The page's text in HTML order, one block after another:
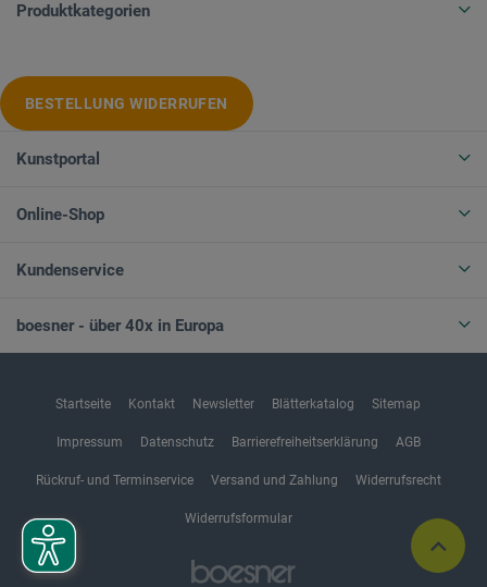
Produktkategorien
BESTELLUNG WIDERRUFEN
Kunstportal
Online-Shop
Kundenservice
boesner - über 40x in Europa
Startseite Kontakt Newsletter Blätterkatalog Sitemap
Impressum Datenschutz Barrierefreiheitserklärung AGB
Rückruf- und Terminservice Versand und Zahlung Widerrufsrecht
Widerrufsformular